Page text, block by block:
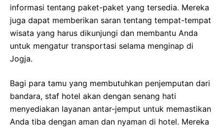
informasi tentang paket-paket yang tersedia. Mereka
juga dapat memberikan saran tentang tempat-tempat
wisata yang harus dikunjungi dan membantu Anda
untuk mengatur transportasi selama menginap di
Jogja.
Bagi para tamu yang membutuhkan penjemputan dari
bandara, staf hotel akan dengan senang hati
menyediakan layanan antar-jemput untuk memastikan
Anda tiba dengan aman dan nyaman di hotel. Mereka